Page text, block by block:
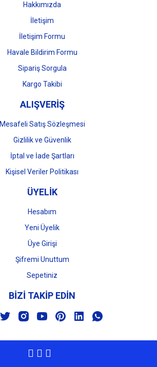
Gönder
Hakkımızda
İletişim
İletişim Formu
Havale Bildirim Formu
Sipariş Sorgula
Kargo Takibi
ALIŞVERİŞ
Mesafeli Satış Sözleşmesi
Gizlilik ve Güvenlik
İptal ve İade Şartları
Kişisel Veriler Politikası
ÜYELİK
Hesabım
Yeni Üyelik
Üye Girişi
Şifremi Unuttum
Sepetiniz
BİZİ TAKİP EDİN